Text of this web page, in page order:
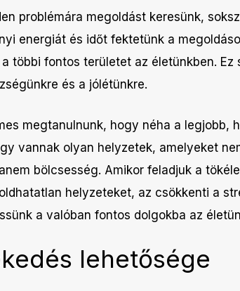
problémára megoldást keresünk,
energiát és időt fektetünk a
többi fontos területet az életünkben.
és a jólétünkre.
megtanulnunk, hogy néha a legjobb,
vannak olyan helyzetek, amelyeket
bölcsesség. Amikor feladjuk a
helyzeteket, az csökkenti a
a valóban fontos dolgokba az
lehetősége